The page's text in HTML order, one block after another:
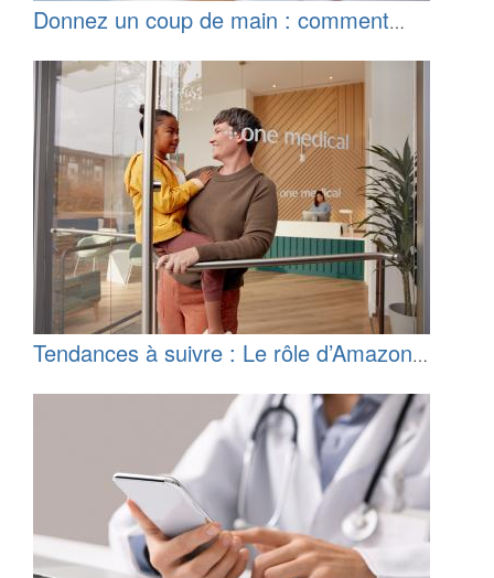
Donnez un coup de main : comment
défavorisées en dehors de votre temps de
travail
Tendances à suivre : Le rôle d’Amazon